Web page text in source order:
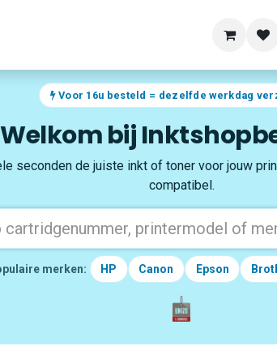
Voor 16u besteld = dezelfde werkdag
Welkom bij
seconden de juiste inkt of toner voor jouw
compatibel.
merken: HP Canon Epson